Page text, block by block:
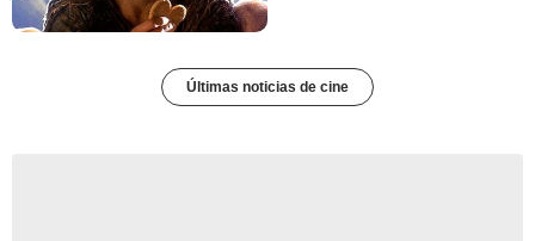
Últimas noticias de cine